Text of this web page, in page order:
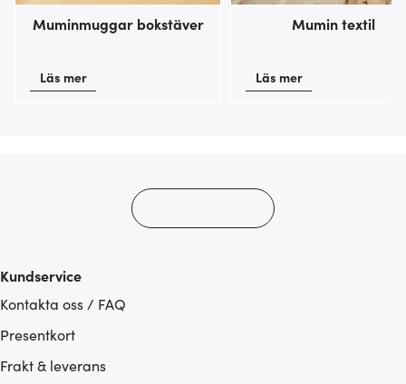
Muminmuggar bokstäver
Läs mer
Mumin textil
Läs mer
Kundservice
Kontakta oss / FAQ
Presentkort
Frakt & leverans